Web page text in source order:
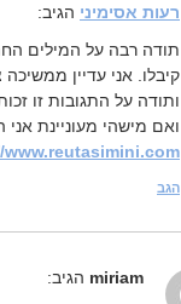
רעות אסימיני הגיב:
תודה רבה על המילים
קיבלו. אני עדיין
ותודה על התגובות זו
ואם מישהי מעוניינת
הגב
miriam הגיב: